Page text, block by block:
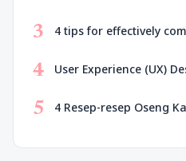
3 4 tips for effectively
4 User Experience (UX)
5 4 Resep-resep Oseng